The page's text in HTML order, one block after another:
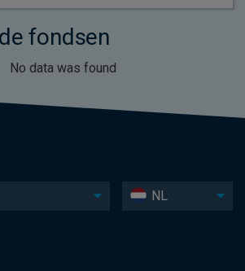
fondsen
No data was found
NL